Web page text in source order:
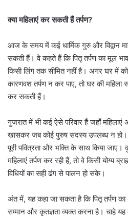
क्या महिलाएं कर सकती हैं तर्पण?
आज के समय में कई धार्मिक गुरु और विद्वान
सकती हैं। वे कहते हैं कि पितृ तर्पण का मूल
किसी लिंग तक सीमित नहीं है। अगर घर में
कारणवश तर्पण न कर पाए, तो घर की महिला
कर सकती हैं।
गुजरात में भी कई ऐसे परिवार हैं जहाँ महिलाएं
खासकर जब कोई पुरुष सदस्य उपलब्ध न हो।
पूरी पवित्रता और भक्ति के साथ किया
महिलाएं तर्पण कर रही हैं, तो वे किसी योग्य
विधियों का सही ढंग से पालन हो सके।
अंत में, यह कहा जा सकता है कि पितृ तर्पण का
सम्मान और कृतज्ञता व्यक्त करना है। चाहे